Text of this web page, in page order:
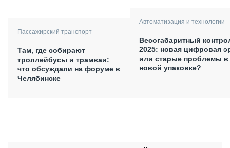
Пассажирский транспорт
Там, где собирают
троллейбусы и трамваи:
что обсуждали на форуме в
Челябинске
Автоматизация и технологии
Весогабаритный
2025: новая цифровая
или старые проблемы в
новой упаковке?